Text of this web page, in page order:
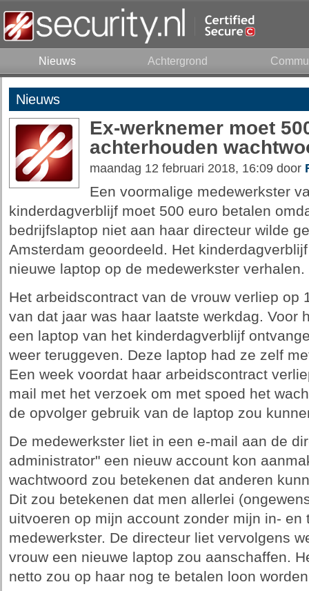
Nieuws Achtergrond
Nieuws
Ex-werknemer moet
achterhouden
maandag 12 februari 2018, 16:09 door
Een voormalige medewerkster
kinderdagverblijf moet 500 euro betalen
bedrijfslaptop niet aan haar directeur wilde
Amsterdam geoordeeld. Het
nieuwe laptop op de medewerkster verhalen.
Het arbeidscontract van de vrouw verliep op
van dat jaar was haar laatste werkdag. Voor
een laptop van het kinderdagverblijf
weer teruggeven. Deze laptop had ze zelf
Een week voordat haar arbeidscontract
mail met het verzoek om met spoed het
de opvolger gebruik van de laptop zou
De medewerkster liet in een e-mail aan de
administrator" een nieuw account kon
wachtwoord zou betekenen dat anderen
Dit zou betekenen dat men allerlei
uitvoeren op mijn account zonder mijn in- en
medewerkster. De directeur liet vervolgens
vrouw een nieuwe laptop zou aanschaffen.
netto zou op haar nog te betalen loon